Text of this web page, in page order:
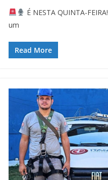
É NESTA QUINTA-FEIRA!
um
Read More